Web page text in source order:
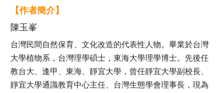
【作者簡介】
陳玉峯
台灣民間自然保育、文化改造的代表性人物。畢業於台灣
大學植物系，台灣理學碩士，東海大學理學博士。先後任
教台大、逢甲、東海、靜宜大學，曾任靜宜大學副校長、
靜宜大學通識教育中心主任、台灣生態學會理事長，現為